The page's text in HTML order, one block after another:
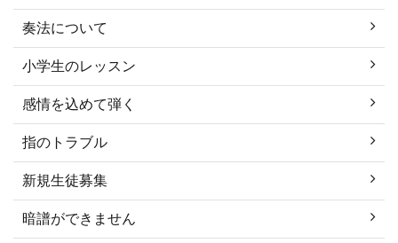
奏法について
小学生のレッスン
感情を込めて弾く
指のトラブル
新規生徒募集
暗譜ができません